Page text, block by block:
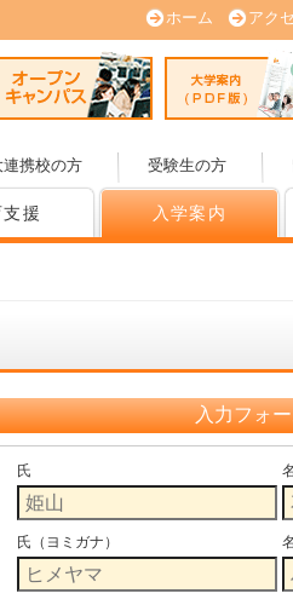
ホーム アク
オープンキャンパス
携校の方 受験生の方
援 入学案内
入力フォ
氏 名
氏（ヨミガナ）